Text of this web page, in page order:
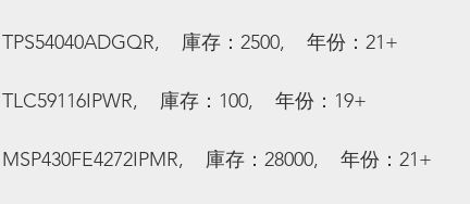
庫存：2500,    年份：21+
庫存：100,    年份：19+
庫存：28000,    年份：21+